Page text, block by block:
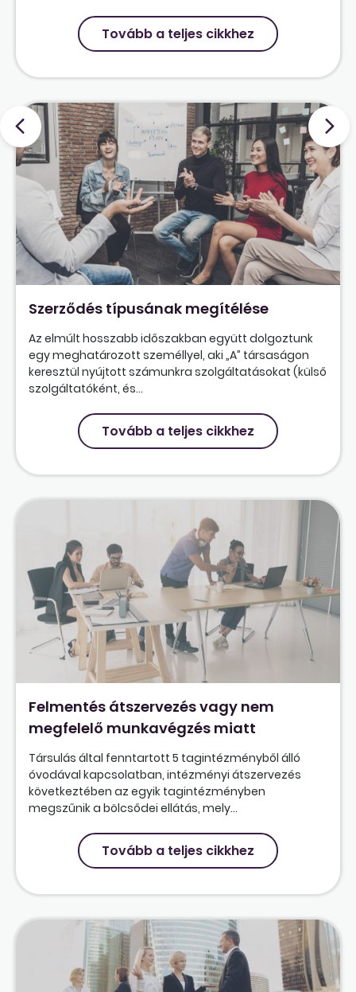
Tovább a teljes cikkhez
Szerződés típusának megítélése
Az elmúlt hosszabb időszakban együtt dolgoztunk
egy meghatározott személlyel, aki „A” társaságon
keresztül nyújtott számunkra szolgáltatásokat (külső
szolgáltatóként, és...
Tovább a teljes cikkhez
Felmentés átszervezés vagy nem
megfelelő munkavégzés miatt
Társulás által fenntartott 5 tagintézményből álló
óvodával kapcsolatban, intézményi átszervezés
következtében az egyik tagintézményben
megszűnik a bölcsődei ellátás, mely...
Tovább a teljes cikkhez